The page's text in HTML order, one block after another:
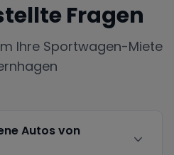
Fragen
Ihre Sportwagen-Miete
Autos von